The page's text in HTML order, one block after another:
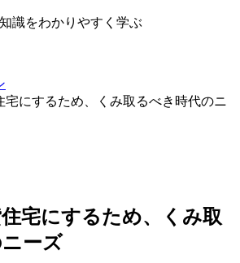
識をわかりやすく学ぶ
宅にするため、くみ取るべき時代のニ
宅にするため、くみ取
ーズ